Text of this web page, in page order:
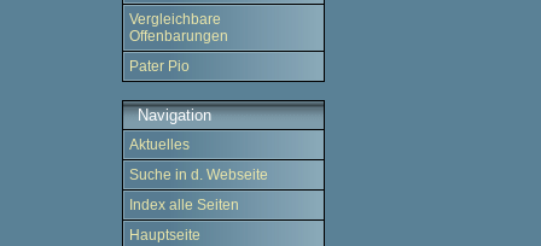
Vergleichbare
Offenbarungen
Pater Pio
Navigation
Aktuelles
Suche in d. Webseite
Index alle Seiten
Hauptseite